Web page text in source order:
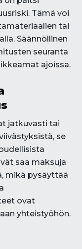
Tämä voi
tai
Säännöllinen
seuranta
ajoissa.
jatkuvasti tai
se
saa maksuja
mikä pysäyttää
ovat
yhteistyöhön.